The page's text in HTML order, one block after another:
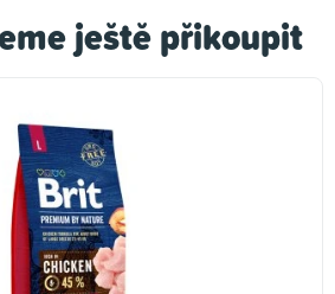
ještě přikoupit